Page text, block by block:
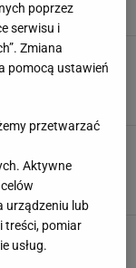
14:02
- backstage
"wow". Ta
z Avanti24 i
poprzez
serwisu i
Zmiana
pomocą ustawień
przetwarzać
Aktywne
urządzeniu lub
treści, pomiar
usług.